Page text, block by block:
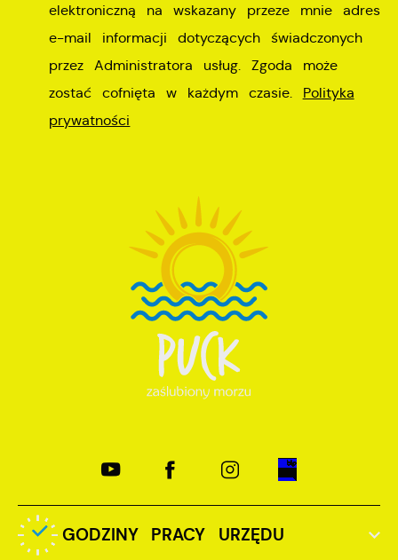
elektroniczną na wskazany przeze mnie adres
e-mail informacji dotyczących świadczonych
przez Administratora usług. Zgoda może
zostać cofnięta w każdym czasie. Polityka
prywatności
GODZINY PRACY URZĘDU